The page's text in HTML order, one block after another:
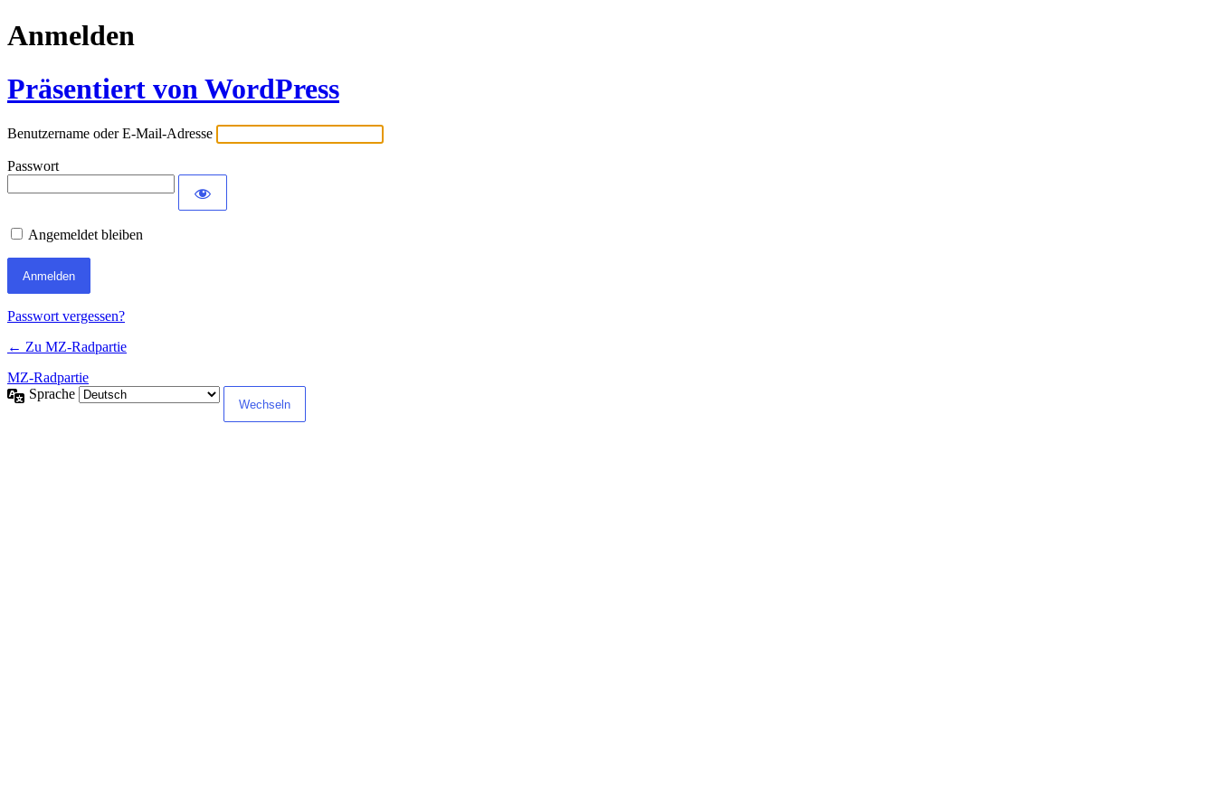
Anmelden
Präsentiert von WordPress
Benutzername oder E-Mail-Adresse
Passwort
Angemeldet bleiben
Passwort vergessen?
← Zu MZ-Radpartie
MZ-Radpartie
Sprache